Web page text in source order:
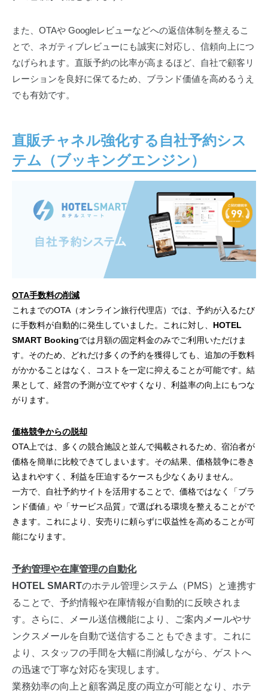
また、OTAや Googleレビューなどへの返信体制を整えるこ
とで、ネガティブレビューにも誠実に対応し、信頼向上につ
なげられます。直販予約の比率が高まるほど、自社で顧客リ
レーションを良好に保てるため、ブランド価値を高めるうえ
でも有効です。
直販チャネル強化する自社予約シス
テム（ブッキングエンジン）
OTA手数料の削減
これまでのOTA（オンライン旅行代理店）では、予約が入るたび
に手数料が自動的に発生していました。これに対し、 HOTEL
SMART Bookingでは月額の固定料金のみでご利用いただけま
す。そのため、どれだけ多くの予約を獲得しても、追加の手数料
がかかることはなく、コストを一定に抑えることが可能です。結
果として、経営の予測が立てやすくなり、利益率の向上にもつな
がります。
価格競争からの脱却
OTA上では、多くの競合施設と並んで掲載されるため、宿泊者が
価格を簡単に比較できてしまいます。その結果、価格競争に巻き
込まれやすく、利益を圧迫するケースも少なくありません。
一方で、自社予約サイトを活用することで、価格ではなく「ブラ
ンド価値」や「サービス品質」で選ばれる環境を整えることがで
きます。これにより、安売りに頼らずに収益性を高めることが可
能になります。
予約管理や在庫管理の自動化
HOTEL SMARTのホテル管理システム（PMS）と連携す
ることで、予約情報や在庫情報が自動的に反映されま
す。さらに、メール送信機能により、ご案内メールやサ
ンクスメールを自動で送信することもできます。これに
より、スタッフの手間を大幅に削減しながら、ゲストへ
の迅速で丁寧な対応を実現します。
業務効率の向上と顧客満足度の両立が可能となり、ホテ